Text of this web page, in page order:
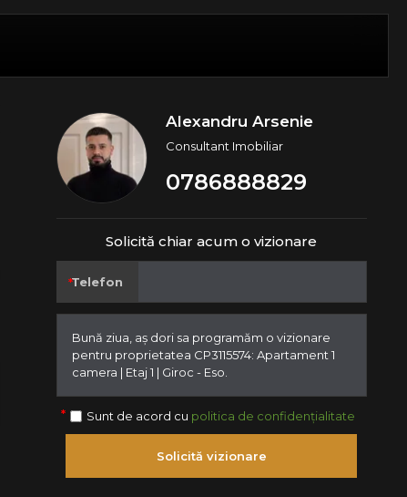
Alexandru Arsenie
Consultant Imobiliar
0786888829
Solicită chiar acum o vizionare
Telefon
Sunt de acord cu politica de confidențialitate
Solicită vizionare